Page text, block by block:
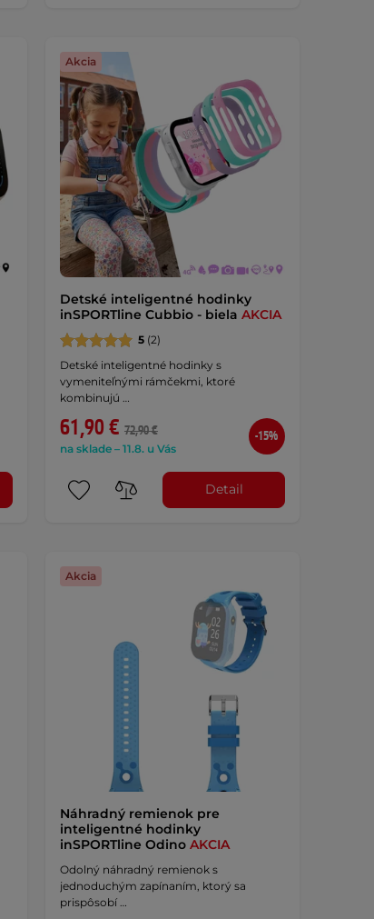
Akcia
Detské inteligentné hodinky
inSPORTline Cubbio - biela AKCIA
5(2)
Detské inteligentné hodinky s
vymeniteľnými rámčekmi, ktoré
kombinujú …
61,90 € 72,90 €
na sklade – 11.8. u Vás
-15%
Detail
Akcia
Náhradný remienok pre
inteligentné hodinky
inSPORTline Odino AKCIA
Odolný náhradný remienok s
jednoduchým zapínaním, ktorý sa
prispôsobí …